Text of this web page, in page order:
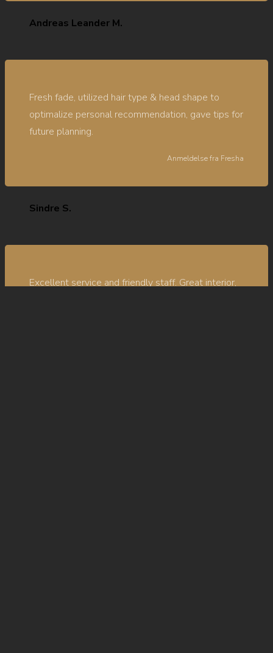
Andreas Leander M.
Fresh fade, utilized hair type & head shape to
optimalize personal recommendation, gave tips for
future planning.
Anmeldelse fra Fresha
Sindre S.
Excellent service and friendly staff. Great interior,